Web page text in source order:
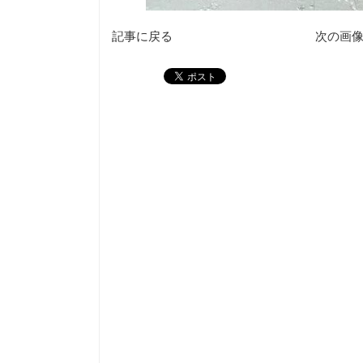
記事に戻る 次の画